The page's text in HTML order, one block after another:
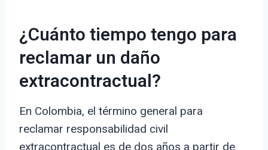
¿Cuánto tiempo tengo para
reclamar un daño
extracontractual?
En Colombia, el término general para
reclamar responsabilidad civil
extracontractual es de dos años a partir de